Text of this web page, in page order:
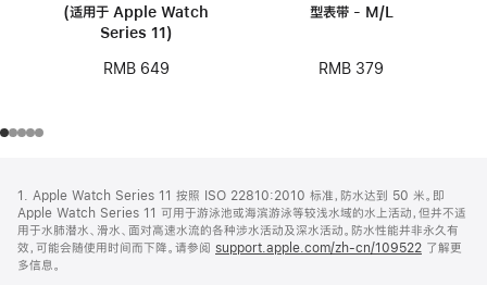
(适用于 Apple Watch
Series 11)
RMB 649
型表带 - M/L
RMB 379
页
页
脚
注
1. Apple Watch Series 11 按照 ISO 22810:2010 标准，防水达到 50 米。即
Apple Watch Series 11 可用于游泳池或海滨游泳等较浅水域的水上活动，但并不适
用于水肺潜水、滑水、面对高速水流的各种涉水活动及深水活动。防水性能并非永久有
效，可能会随使用时间而下降。请参阅 support.apple.com/zh-cn/109522 了解更
多信息。